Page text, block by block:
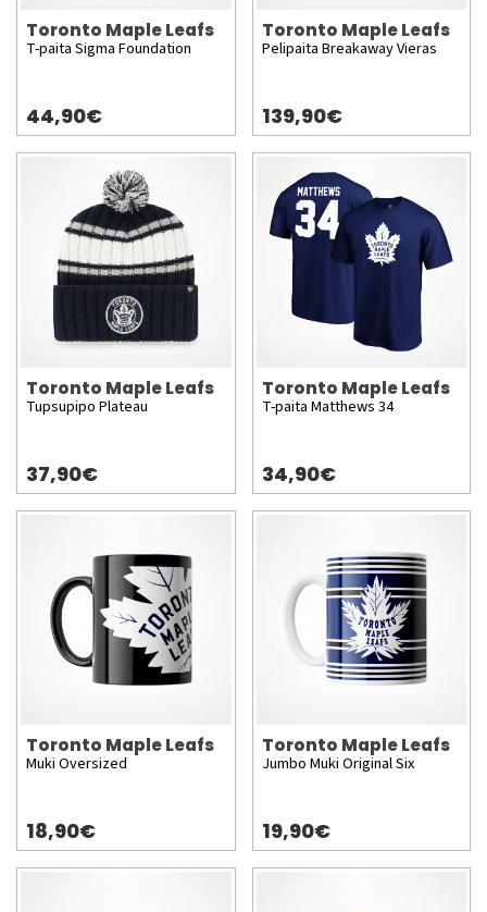
Toronto Maple Leafs
T-paita Sigma Foundation
44,90€
Toronto Maple Leafs
Pelipaita Breakaway Vieras
139,90€
Toronto Maple Leafs
Tupsupipo Plateau
37,90€
Toronto Maple Leafs
T-paita Matthews 34
34,90€
Toronto Maple Leafs
Muki Oversized
18,90€
Toronto Maple Leafs
Jumbo Muki Original Six
19,90€